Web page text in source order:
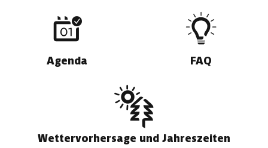
Agenda FAQ
Wettervorhersage und Jahreszeiten